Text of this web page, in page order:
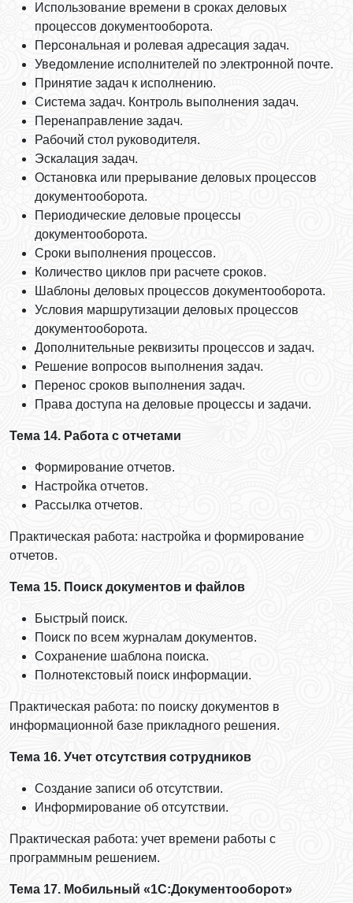
Использование времени в сроках деловых
процессов документооборота.
Персональная и ролевая адресация задач.
Уведомление исполнителей по электронной почте.
Принятие задач к исполнению.
Система задач. Контроль выполнения задач.
Перенаправление задач.
Рабочий стол руководителя.
Эскалация задач.
Остановка или прерывание деловых процессов
документооборота.
Периодические деловые процессы
документооборота.
Сроки выполнения процессов.
Количество циклов при расчете сроков.
Шаблоны деловых процессов документооборота.
Условия маршрутизации деловых процессов
документооборота.
Дополнительные реквизиты процессов и задач.
Решение вопросов выполнения задач.
Перенос сроков выполнения задач.
Права доступа на деловые процессы и задачи.
Тема 14. Работа с отчетами
Формирование отчетов.
Настройка отчетов.
Рассылка отчетов.
Практическая работа: настройка и формирование
отчетов.
Тема 15. Поиск документов и файлов
Быстрый поиск.
Поиск по всем журналам документов.
Сохранение шаблона поиска.
Полнотекстовый поиск информации.
Практическая работа: по поиску документов в
информационной базе прикладного решения.
Тема 16. Учет отсутствия сотрудников
Создание записи об отсутствии.
Информирование об отсутствии.
Практическая работа: учет времени работы с
программным решением.
Тема 17. Мобильный «1С:Документооборот»